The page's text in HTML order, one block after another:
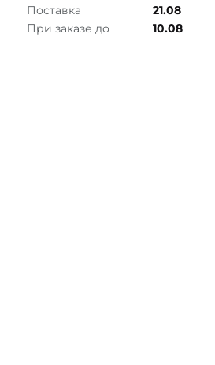
Поставка
21.08
При заказе до
10.08